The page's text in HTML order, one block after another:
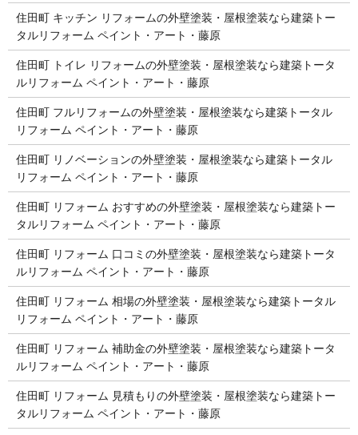
住田町 キッチン リフォームの外壁塗装・屋根塗装なら建築トー
タルリフォーム ペイント・アート・藤原
住田町 トイレ リフォームの外壁塗装・屋根塗装なら建築トータ
ルリフォーム ペイント・アート・藤原
住田町 フルリフォームの外壁塗装・屋根塗装なら建築トータル
リフォーム ペイント・アート・藤原
住田町 リノベーションの外壁塗装・屋根塗装なら建築トータル
リフォーム ペイント・アート・藤原
住田町 リフォーム おすすめの外壁塗装・屋根塗装なら建築トー
タルリフォーム ペイント・アート・藤原
住田町 リフォーム 口コミの外壁塗装・屋根塗装なら建築トータ
ルリフォーム ペイント・アート・藤原
住田町 リフォーム 相場の外壁塗装・屋根塗装なら建築トータル
リフォーム ペイント・アート・藤原
住田町 リフォーム 補助金の外壁塗装・屋根塗装なら建築トータ
ルリフォーム ペイント・アート・藤原
住田町 リフォーム 見積もりの外壁塗装・屋根塗装なら建築トー
タルリフォーム ペイント・アート・藤原